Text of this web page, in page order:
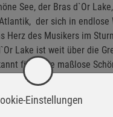
See, der Bras d`Or
der sich in endlose
Herz des Musikers im
Lake ist weit über die
für seine maßlose
kaum zu beschreiben ist.
an den Golden
Einstellungen